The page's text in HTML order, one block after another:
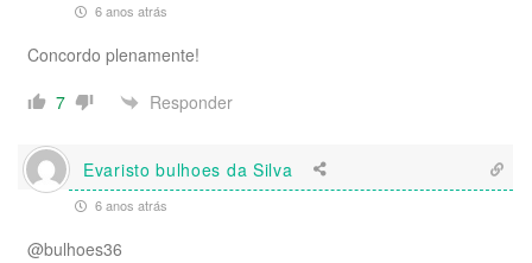
6 anos atrás
Concordo plenamente!
7
Responder
Evaristo bulhoes da Silva
6 anos atrás
@bulhoes36